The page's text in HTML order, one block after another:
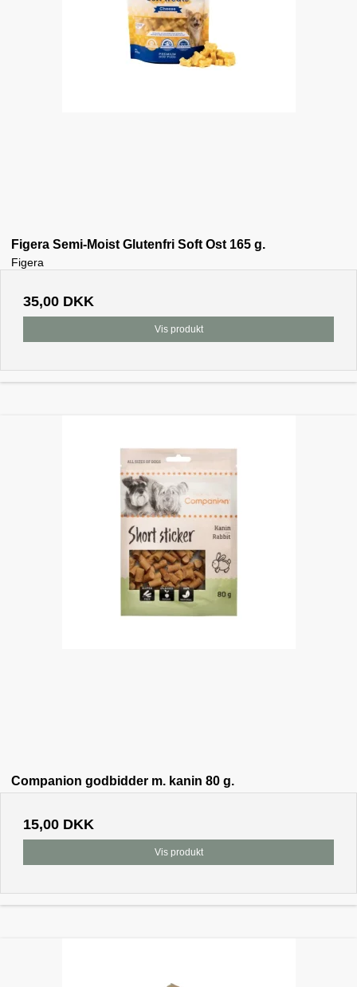
Figera Semi-Moist Glutenfri Soft Ost 165 g.
Figera
35,00 DKK
Vis produkt
Companion godbidder m. kanin 80 g.
15,00 DKK
Vis produkt